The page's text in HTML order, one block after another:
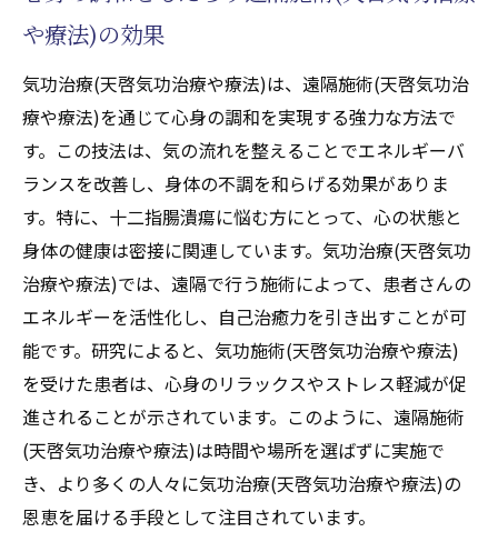
や療法)の効果
気功治療(天啓気功治療や療法)は、遠隔施術(天啓気功治
療や療法)を通じて心身の調和を実現する強力な方法で
す。この技法は、気の流れを整えることでエネルギーバ
ランスを改善し、身体の不調を和らげる効果がありま
す。特に、十二指腸潰瘍に悩む方にとって、心の状態と
身体の健康は密接に関連しています。気功治療(天啓気功
治療や療法)では、遠隔で行う施術によって、患者さんの
エネルギーを活性化し、自己治癒力を引き出すことが可
能です。研究によると、気功施術(天啓気功治療や療法)
を受けた患者は、心身のリラックスやストレス軽減が促
進されることが示されています。このように、遠隔施術
(天啓気功治療や療法)は時間や場所を選ばずに実施で
き、より多くの人々に気功治療(天啓気功治療や療法)の
恩恵を届ける手段として注目されています。